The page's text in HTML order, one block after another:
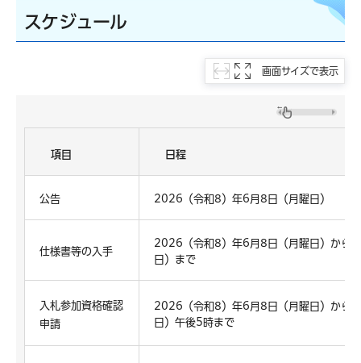
スケジュール
画面サイズで表示
項目 日程
公告 2026（令和8）年6月8日（月曜日）
仕様書等の入手
2026（令和8）年6月8日（月曜日）から
日）まで
入札参加資格確認
申請
2026（令和8）年6月8日（月曜日）から
日）午後5時まで